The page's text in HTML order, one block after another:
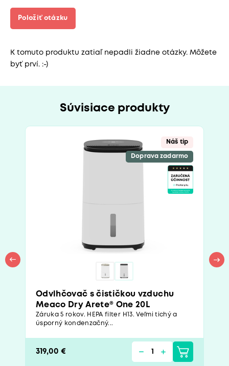
Položiť otázku
K tomuto produktu zatiaľ nepadli žiadne otázky. Môžete
byť prví. :-)
Súvisiace produkty
Náš tip
Doprava zadarmo
Odvlhčovač s čističkou vzduchu
Meaco Dry Arete® One 20L
Záruka 5 rokov. HEPA filter H13. Veľmi tichý a
úsporný kondenzačný...
319,00 €